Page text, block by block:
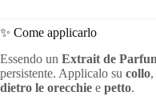
✨ Come applicarlo
Essendo un Extrait de
persistente. Applicalo su collo,
dietro le orecchie e petto.